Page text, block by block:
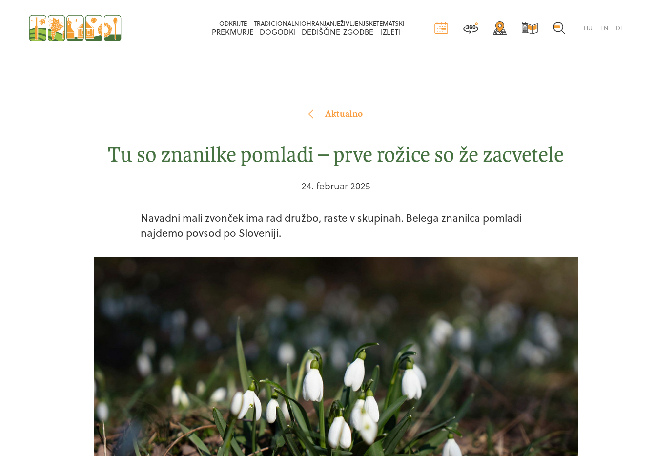
vsebino
navigacijo
ODKRIJTE
PREKMURJE
TRADICIONALNI
DOGODKI
OHRANJANJE
DEDIŠČINE
ŽIVLJENJSKE
ZGODBE
TEMATSKI
IZLETI HU EN DE
Aktualno
Tu so znanilke pomladi – prve rožice so že zacvetele
24. februar 2025
Navadni mali zvonček ima rad družbo, raste v skupinah. Belega znanilca pomladi
najdemo povsod po Sloveniji.